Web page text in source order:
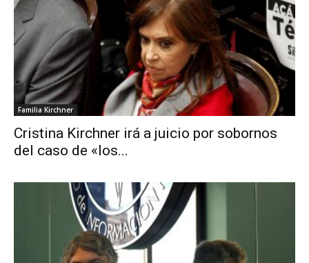
Familia Kirchner
Cristina Kirchner irá a juicio por sobornos
del caso de «los...